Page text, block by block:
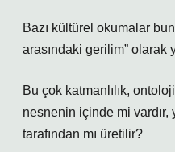
Bazı kültürel okumalar
arasındaki gerilim” olarak
Bu çok katmanlılık,
nesnenin içinde mi
tarafından mı üretilir?